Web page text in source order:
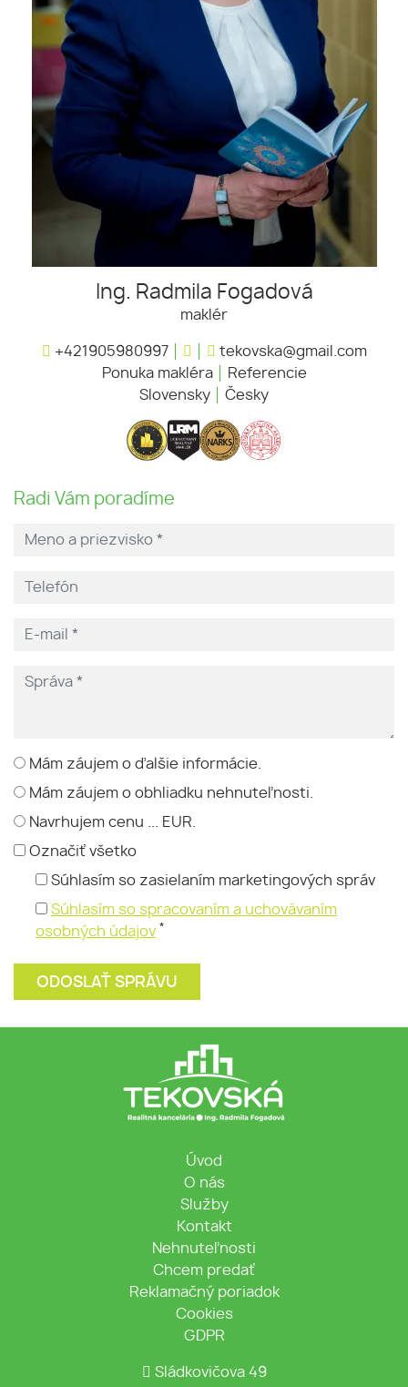
Ing. Radmila Fogadová
maklér
+421905980997
tekovska@gmail.com
Ponuka makléra
Referencie
Slovensky
Česky
Radi Vám poradíme
Mám záujem o ďalšie informácie.
Mám záujem o obhliadku nehnuteľnosti.
Navrhujem cenu ... EUR.
Označiť všetko
Súhlasím so zasielaním marketingových správ
Súhlasím so spracovaním a uchovávaním
osobných údajov *
Úvod
O nás
Služby
Kontakt
Nehnuteľnosti
Chcem predať
Reklamačný poriadok
Cookies
GDPR
Sládkovičova 49